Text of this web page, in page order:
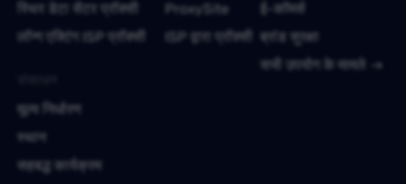
स्थिर डेटा सेंटर प्रॉक्सी
लॉन्ग एक्टिंग ISP प्रॉक्सी
ProxySite
ISP द्वारा प्रॉक्सी
ई-कॉमर्स
ब्रांड सुरक्षा
सभी उपयोग के मामले
मूल्य निर्धारण
स्थान
सहबद्ध कार्यक्रम